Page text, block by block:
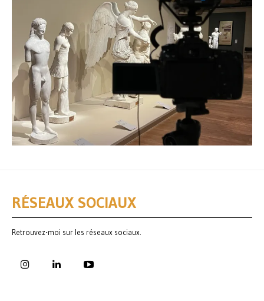
RÉSEAUX SOCIAUX
Retrouvez-moi sur les réseaux sociaux.